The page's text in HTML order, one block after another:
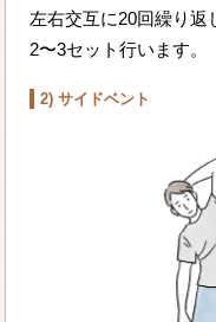
左右交互に20回繰り
2〜3セット行います。
2) サイドベント